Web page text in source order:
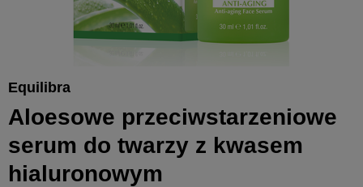
Equilibra
Aloesowe przeciwstarzeniowe
serum do twarzy z kwasem
hialuronowym